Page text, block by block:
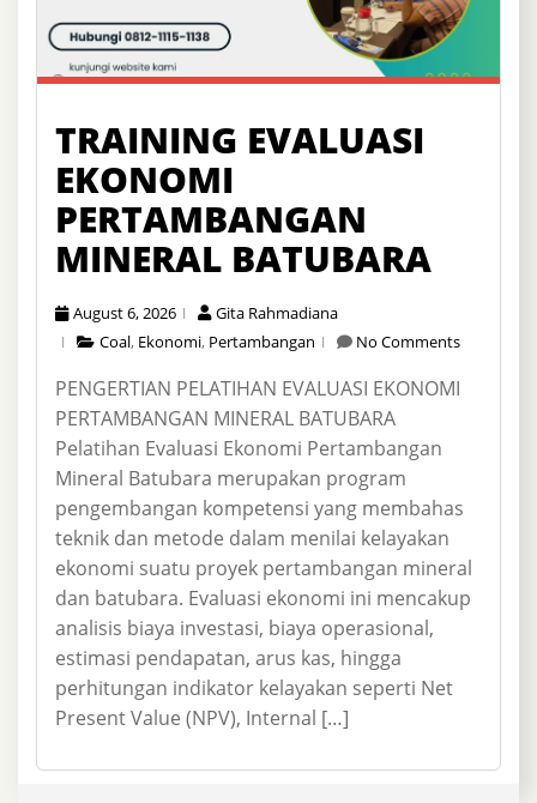
TRAINING EVALUASI
EKONOMI
PERTAMBANGAN
MINERAL BATUBARA
August 6, 2026
Gita Rahmadiana
Coal, Ekonomi, Pertambangan No Comments
PENGERTIAN PELATIHAN EVALUASI EKONOMI
PERTAMBANGAN MINERAL BATUBARA
Pelatihan Evaluasi Ekonomi Pertambangan
Mineral Batubara merupakan program
pengembangan kompetensi yang membahas
teknik dan metode dalam menilai kelayakan
ekonomi suatu proyek pertambangan mineral
dan batubara. Evaluasi ekonomi ini mencakup
analisis biaya investasi, biaya operasional,
estimasi pendapatan, arus kas, hingga
perhitungan indikator kelayakan seperti Net
Present Value (NPV), Internal […]